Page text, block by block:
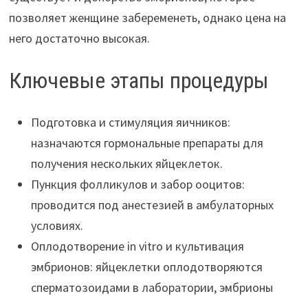
позволяет женщине забеременеть, однако цена на
него достаточно высокая.
Ключевые этапы процедуры
Подготовка и стимуляция яичников:
назначаются гормональные препараты для
получения нескольких яйцеклеток.
Пункция фолликулов и забор ооцитов:
проводится под анестезией в амбулаторных
условиях.
Оплодотворение in vitro и культивация
эмбрионов: яйцеклетки оплодотворяются
сперматозоидами в лаборатории, эмбрионы